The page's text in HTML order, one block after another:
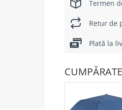
Termen
Retur de
Plată la